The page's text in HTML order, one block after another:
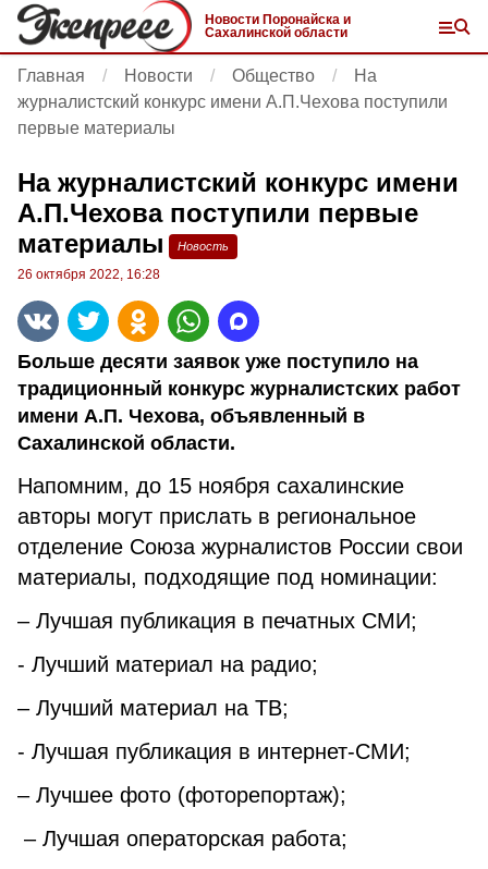
Новости Поронайска и
Сахалинской области
Главная Новости Общество
На
журналистский конкурс имени А.П.Чехова поступили
первые материалы
На журналистский конкурс имени
А.П.Чехова поступили первые
материалы
Новость
26 октября 2022, 16:28
Больше десяти заявок уже поступило на
традиционный конкурс журналистских работ
имени А.П. Чехова, объявленный в
Сахалинской области.
Напомним, до 15 ноября сахалинские
авторы могут прислать в региональное
отделение Союза журналистов России свои
материалы, подходящие под номинации:
– Лучшая публикация в печатных СМИ;
- Лучший материал на радио;
– Лучший материал на ТВ;
- Лучшая публикация в интернет-СМИ;
– Лучшее фото (фоторепортаж);
– Лучшая операторская работа;